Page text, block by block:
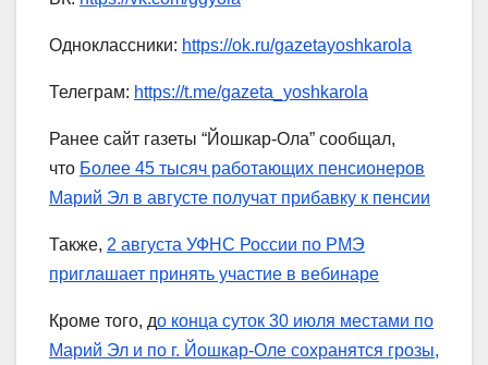
Одноклассники: https://ok.ru/gazetayoshkarola
Телеграм: https://t.me/gazeta_yoshkarola
Ранее сайт газеты “Йошкар-Ола” сообщал,
что Более 45 тысяч работающих пенсионеров
Марий Эл в августе получат прибавку к пенсии
Также, 2 августа УФНС России по РМЭ
приглашает принять участие в вебинаре
Кроме того, до конца суток 30 июля местами по
Марий Эл и по г. Йошкар-Оле сохранятся грозы,